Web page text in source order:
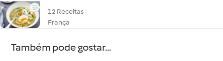
12 Receitas
França
Também pode gostar...